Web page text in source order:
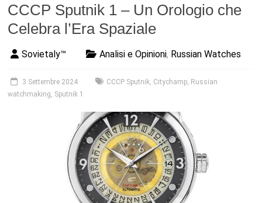
CCCP Sputnik 1 – Un Orologio che
Celebra l’Era Spaziale
Sovietaly™ Analisi e Opinioni, Russian Watches
3 Settembre 2024 CCCP Sputnik, Citychamp, Russian
watchmaking, Sputnik 1